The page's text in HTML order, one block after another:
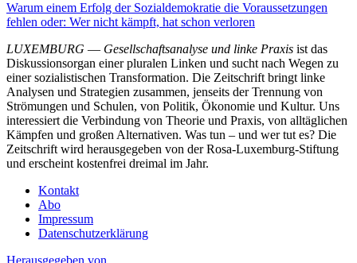
Warum einem Erfolg der Sozialdemokratie die Voraussetzungen
fehlen oder: Wer nicht kämpft, hat schon verloren
LUXEMBURG — Gesellschaftsanalyse und linke Praxis ist das
Diskussionsorgan einer pluralen Linken und sucht nach Wegen zu
einer sozialistischen Transformation. Die Zeitschrift bringt linke
Analysen und Strategien zusammen, jenseits der Trennung von
Strömungen und Schulen, von Politik, Ökonomie und Kultur. Uns
interessiert die Verbindung von Theorie und Praxis, von alltäglichen
Kämpfen und großen Alternativen. Was tun – und wer tut es? Die
Zeitschrift wird herausgegeben von der Rosa-Luxemburg-Stiftung
und erscheint kostenfrei dreimal im Jahr.
Kontakt
Abo
Impressum
Datenschutzerklärung